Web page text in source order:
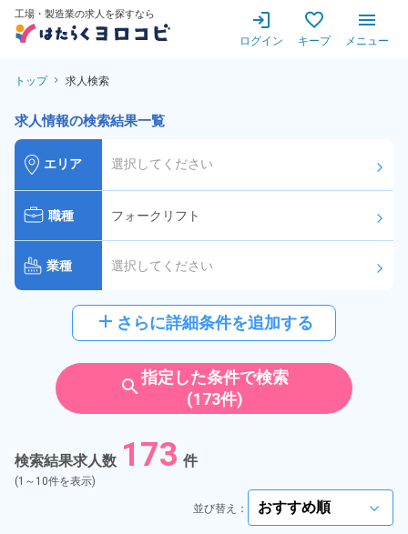
工場・製造業の求人を探すなら
ログイン キープ メニュー
トップ 求人検索
求人情報の検索結果一覧
エリア 選択してください arrow_forward_ios
職種 フォークリフト arrow_forward_ios
業種 選択してください arrow_forward_ios
選択してください
雇用形態 派遣社員
紹介予定派遣
契約社員
add さらに詳細条件を追加する
search指定した条件で検索
(173件)
検索結果求人数 173 件
(1～10件を表示)
並び替え： arrow_forward_ios